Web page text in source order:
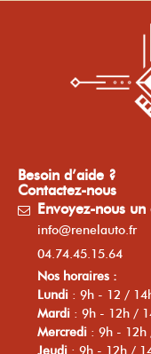
Besoin d’aide ?
Contactez-nous
Envoyez-nous un
info@renelauto.fr
04.74.45.15.64
Nos horaires :
Lundi : 9h - 12 /
Mardi : 9h - 12h /
Mercredi : 9h - 12h